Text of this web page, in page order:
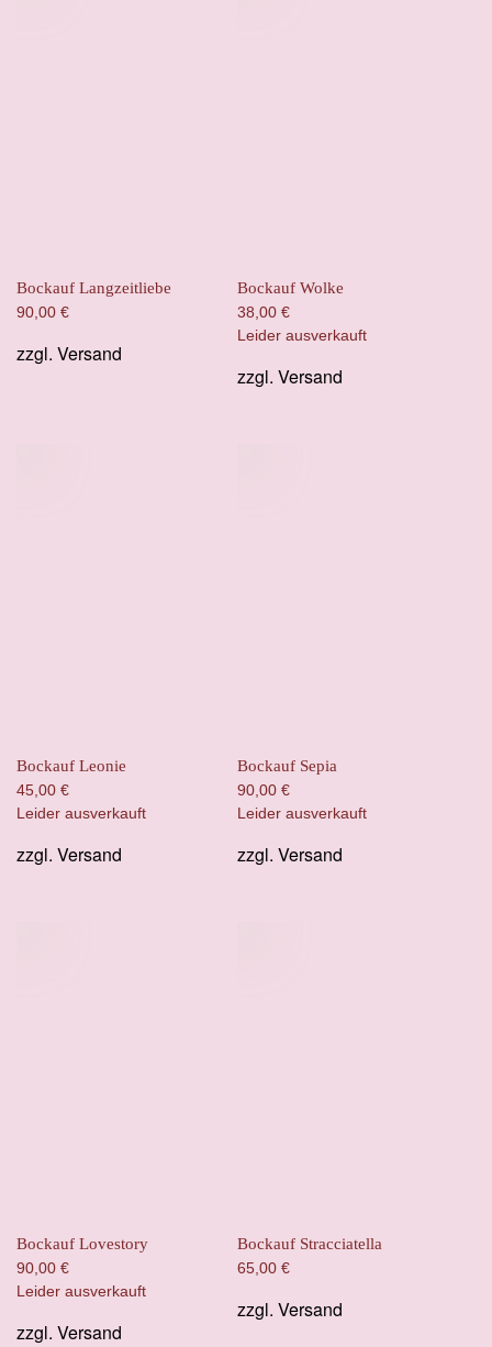
Bockauf Langzeitliebe
90,00 €
zzgl. Versand
Bockauf Wolke
38,00 €
Leider ausverkauft
zzgl. Versand
Bockauf Leonie
45,00 €
Leider ausverkauft
zzgl. Versand
Bockauf Sepia
90,00 €
Leider ausverkauft
zzgl. Versand
Bockauf Lovestory
90,00 €
Leider ausverkauft
zzgl. Versand
Bockauf Stracciatella
65,00 €
zzgl. Versand